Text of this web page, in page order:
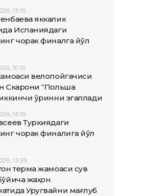
13:10
яккалик
Испаниядаги
чорак финалга йўл
10:10
велопойгачиси
Скарони “Польша
ўринни эгаллади
14:10
Туркиядаги
чорак финалига йўл
13:39
терма жамоаси сув
жаҳон
Уругвайни мағлуб